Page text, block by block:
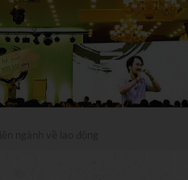
Nhận ngay
kế toán xây
x